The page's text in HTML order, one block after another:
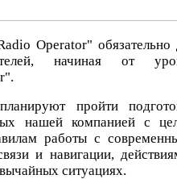
Operator" обязательно
начиная от
пройти
нашей компанией с
работы с
и навигации,
ситуациях.